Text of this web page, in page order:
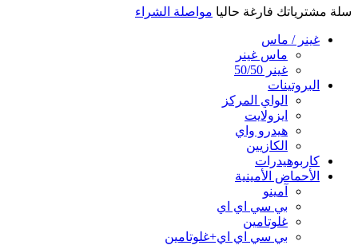
سلة مشترياتك فارغة حاليا مواصلة الشراء
غينر / ماس
ماس غينر
غينر 50/50
البروتينات
الواي المركز
ايزولايت
هيدرو واي
الكازيين
كاربوهيدرات
الأحماض الأمينية
آمينو
بي سي اي اي
غلوتامين
بي سي اي اي+غلوتامين